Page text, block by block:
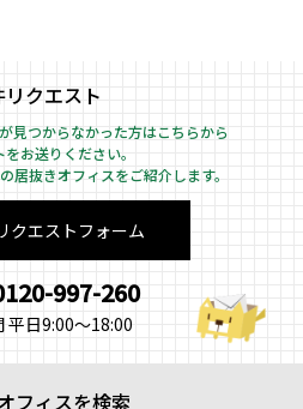
クエスト
見つからなかった方はこちらから
お送りください。
居抜きオフィスをご紹介します。
クエストフォーム
997-260
平日9:00～18:00
フィスを検索